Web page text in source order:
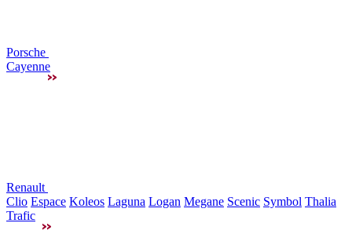
Porsche
Cayenne
Renault
Clio Espace Koleos Laguna Logan Megane Scenic Symbol Thalia
Trafic